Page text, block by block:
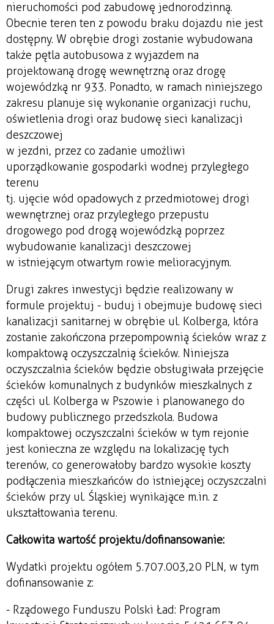
nieruchomości pod zabudowę jednorodzinną.
Obecnie teren ten z powodu braku dojazdu nie jest
dostępny. W obrębie drogi zostanie wybudowana
także pętla autobusowa z wyjazdem na
projektowaną drogę wewnętrzną oraz drogę
wojewódzką nr 933. Ponadto, w ramach niniejszego
zakresu planuje się wykonanie organizacji ruchu,
oświetlenia drogi oraz budowę sieci kanalizacji
deszczowej
w jezdni, przez co zadanie umożliwi
uporządkowanie gospodarki wodnej przyległego
terenu
tj. ujęcie wód opadowych z przedmiotowej drogi
wewnętrznej oraz przyległego przepustu
drogowego pod drogą wojewódzką poprzez
wybudowanie kanalizacji deszczowej
w istniejącym otwartym rowie melioracyjnym.
Drugi zakres inwestycji będzie realizowany w
formule projektuj - buduj i obejmuje budowę sieci
kanalizacji sanitarnej w obrębie ul. Kolberga, która
zostanie zakończona przepompownią ścieków wraz z
kompaktową oczyszczalnią ścieków. Niniejsza
oczyszczalnia ścieków będzie obsługiwała przejęcie
ścieków komunalnych z budynków mieszkalnych z
części ul. Kolberga w Pszowie i planowanego do
budowy publicznego przedszkola. Budowa
kompaktowej oczyszczalni ścieków w tym rejonie
jest konieczna ze względu na lokalizację tych
terenów, co generowałoby bardzo wysokie koszty
podłączenia mieszkańców do istniejącej oczyszczalni
ścieków przy ul. Śląskiej wynikające m.in. z
ukształtowania terenu.
Całkowita wartość projektu/dofinansowanie:
Wydatki projektu ogółem 5.707.003,20 PLN, w tym
dofinansowanie z:
- Rządowego Funduszu Polski Ład: Program